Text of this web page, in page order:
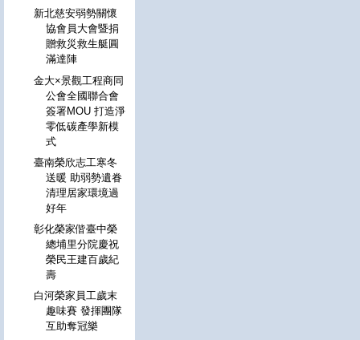
新北慈安弱勢關懷
協會員大會暨捐
贈救災救生艇圓
滿達陣
金大×景觀工程商同
公會全國聯合會
簽署MOU 打造淨
零低碳產學新模
式
臺南榮欣志工寒冬
送暖 助弱勢遺眷
清理居家環境過
好年
彰化榮家偕臺中榮
總埔里分院慶祝
榮民王建百歲紀
壽
白河榮家員工歲末
趣味賽 發揮團隊
互助奪冠樂